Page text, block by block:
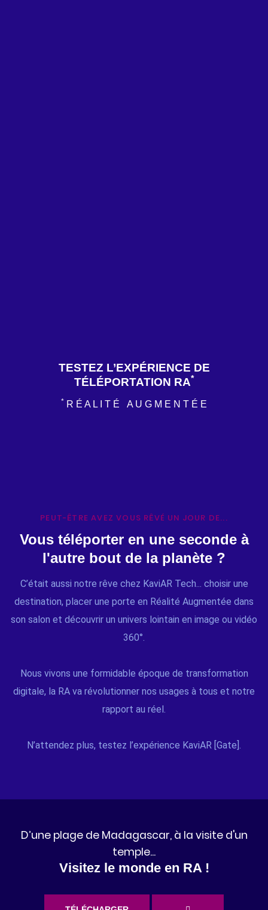
TESTEZ L’EXPÉRIENCE DE
TÉLÉPORTATION RA*
* R É A L I T É A U G M E N T É E
PEUT-ÊTRE AVEZ VOUS RÊVÉ UN JOUR DE...
Vous téléporter en une seconde à
l'autre bout de la planète ?
C’était aussi notre rêve chez KaviAR Tech... choisir une
destination, placer une porte en Réalité Augmentée dans
son salon et découvrir un univers lointain en image ou vidéo
360°.
Nous vivons une formidable époque de transformation
digitale, la RA va révolutionner nos usages à tous et notre
rapport au réel.
N’attendez plus, testez l’expérience KaviAR [Gate].
D’une plage de Madagascar, à la visite d'un
temple...
Visitez le monde en RA !